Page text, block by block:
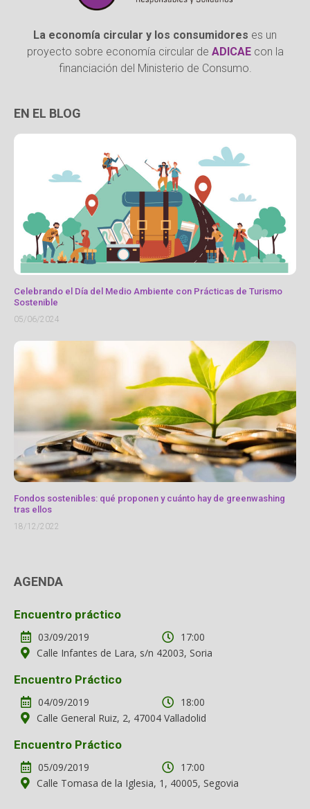
La economía circular y los consumidores es un
proyecto sobre economía circular de ADICAEcon la
financiación del Ministerio de Consumo.
EN EL BLOG
Celebrando el Día del Medio Ambiente con Prácticas de Turismo
Sostenible
05/06/2024
Fondos sostenibles: qué proponen y cuánto hay de greenwashing
tras ellos
18/12/2022
AGENDA
Encuentro práctico
03/09/2019
17:00
Calle Infantes de Lara, s/n 42003, Soria
Encuentro Práctico
04/09/2019
18:00
Calle General Ruiz, 2, 47004 Valladolid
Encuentro Práctico
05/09/2019
17:00
Calle Tomasa de la Iglesia, 1, 40005, Segovia